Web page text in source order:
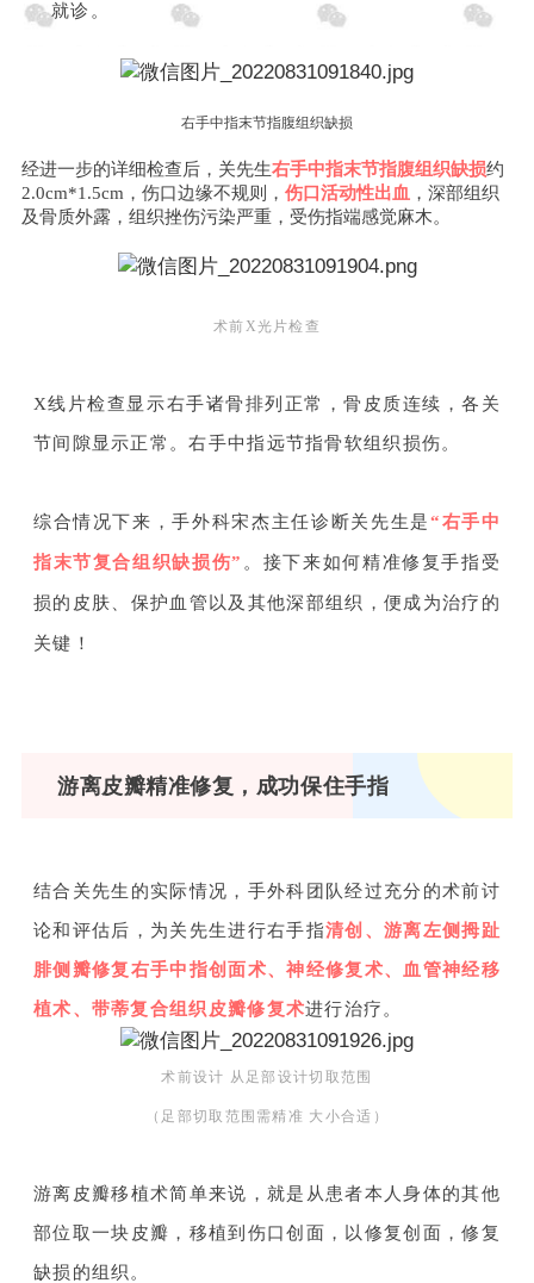
就诊。
右手中指末节指腹组织缺损
经进一步的详细检查后，关先生右手中指末节指腹组织缺损约
2.0cm*1.5cm，伤口边缘不规则， 伤口活动性出血，深部组织
及骨质外露，组织挫伤污染严重，受伤指端感觉麻木。
术前X光片检查
X线片检查显示右手诸骨排列正常，骨皮质连续，各关
节间隙显示正常。右手中指远节指骨软组织损伤。
综合情况下来，手外科宋杰主任诊断关先生是“右手中
指末节复合组织缺损伤” 。 接下来如何精准修复手指受
损的皮肤、保护血管以及其他深部组织，便成为治疗的
关键！
游离皮瓣精准修复，成功保住手指
结合关先生的实际情况，手外科团队经过充分的术前讨
论和评估后，为关先生进行右手指清创、游离左侧拇趾
腓侧瓣修复右手中指创面术、神经修复术、血管神经移
植术、带蒂复合组织皮瓣修复术进行治疗。
术前设计 从足部设计切取范围
（足部切取范围需精准 大小合适）
游离皮瓣移植术简单来说，就是从患者本人身体的其他
部位取一块皮瓣，移植到伤口创面，以修复创面，修复
缺损的组织。